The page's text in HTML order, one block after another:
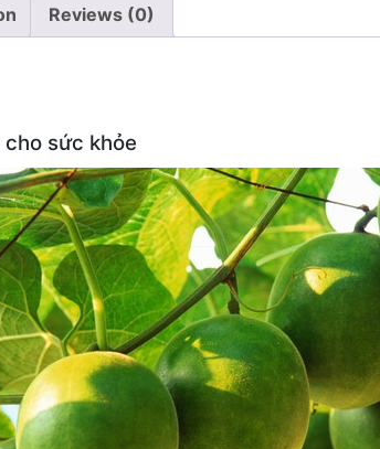
Reviews (0)
sức khỏe